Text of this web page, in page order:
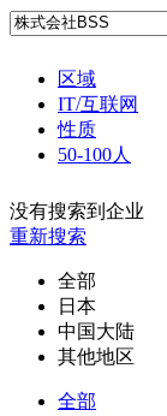
区域
IT/互联网
性质
50-100人
没有搜索到企业
重新搜索
全部
日本
中国大陆
其他地区
全部